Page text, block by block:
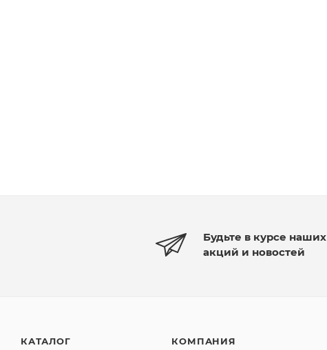
Будьте в курсе наших
акций и новостей
КАТАЛОГ КОМПАНИЯ